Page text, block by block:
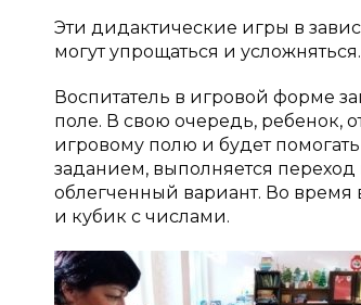
Эти дидактические игры в
могут упрощаться и усложняться.
Воспитатель в игровой форме
поле. В свою очередь, ребенок,
игровому полю и будет
заданием, выполняется
облегченный вариант. Во
и кубик с числами.